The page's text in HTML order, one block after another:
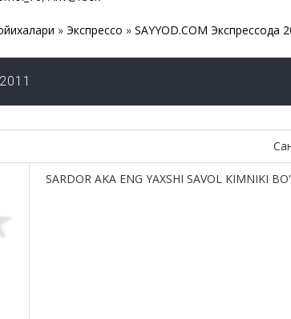
» Экспрессо » SAYYOD.COM Экспрессода
SARDOR AKA ENG YAXSHI SAVOL KIMNIKI